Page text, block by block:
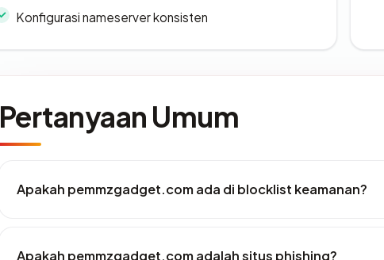
Konfigurasi nameserver konsisten
Pertanyaan Umum
Apakah pemmzgadget.com ada di blocklist keamanan?
Apakah pemmzgadget.com adalah situs phishing?